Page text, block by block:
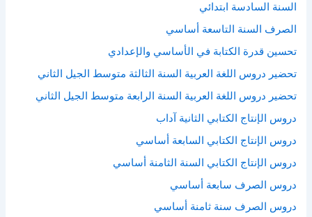
السنة السادسة ابتدائي
الصرف السنة التاسعة أساسي
تحسين قدرة الكتابة في الأساسي والإعدادي
تحضير دروس اللغة العربية السنة الثالثة متوسط الجيل الثاني
تحضير دروس اللغة العربية السنة الرابعة متوسط الجيل الثاني
دروس الإنتاج الكتابي الثانية آداب
دروس الإنتاج الكتابي السابعة أساسي
دروس الإنتاج الكتابي السنة الثامنة أساسي
دروس الصرف سابعة أساسي
دروس الصرف سنة ثامنة أساسي